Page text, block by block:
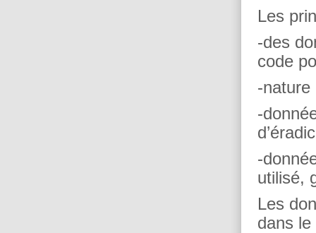
Les
-des
code
-nature
-
-
utilisé,
Les
dans